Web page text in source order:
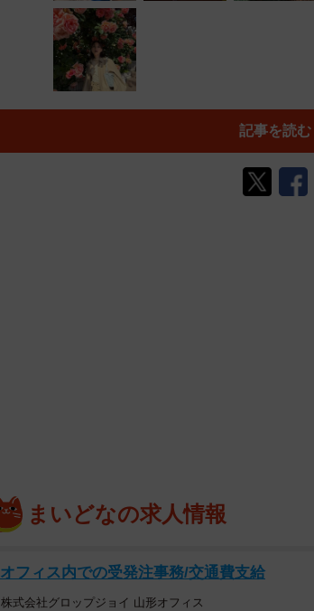
記事を読む
まいどなの求人情報
オフィス内での受発注事務/交通費支給
株式会社グロップジョイ 山形オフィス